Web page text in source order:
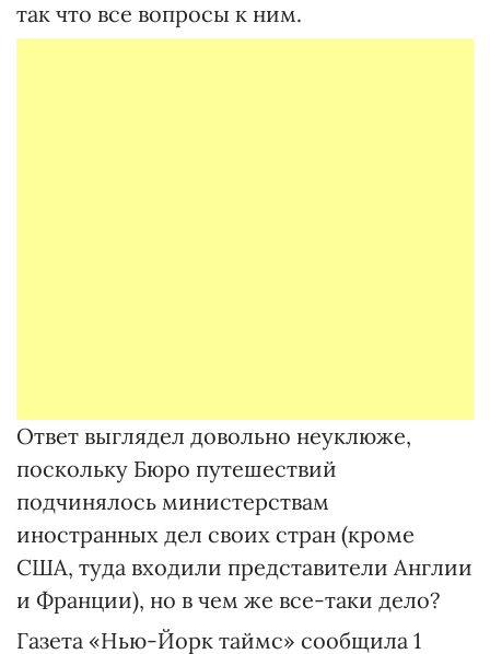
так что все вопросы к ним.
Ответ выглядел довольно неуклюже,
поскольку Бюро путешествий
подчинялось министерствам
иностранных дел своих стран (кроме
США, туда входили представители Англии
и Франции), но в чем же все-таки дело?
Газета «Нью-Йорк таймс» сообщила 1